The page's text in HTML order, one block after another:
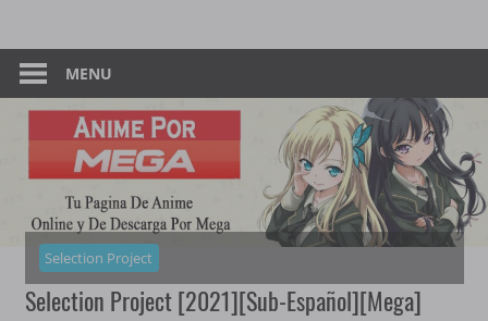
content
Anime
–
Por
Mega
Pagina
De
Descarga
Mega
MENU
Selection Project
Selection Project [2021][Sub-Español][Mega]